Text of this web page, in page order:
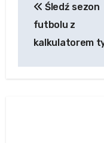
navigation
Śledź sezon
futbolu z
kalkulatorem